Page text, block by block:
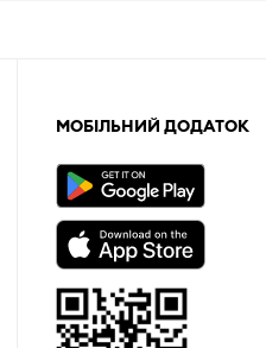
МОБІЛЬНИЙ ДОДАТОК